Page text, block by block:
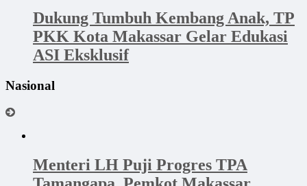
Dukung Tumbuh Kembang Anak, TP
PKK Kota Makassar Gelar Edukasi
ASI Eksklusif
Nasional
Menteri LH Puji Progres TPA